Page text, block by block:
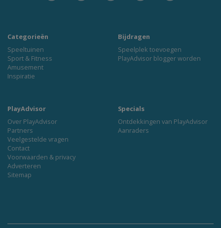
Categorieën
Speeltuinen
Sport & Fitness
Amusement
Inspiratie
Bijdragen
Speelplek toevoegen
PlayAdvisor blogger worden
PlayAdvisor
Over PlayAdvisor
Partners
Veelgestelde vragen
Contact
Voorwaarden & privacy
Adverteren
Sitemap
Specials
Ontdekkingen van PlayAdvisor
Aanraders